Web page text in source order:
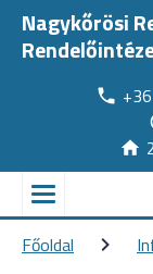
Nagykőrösi
Főoldal